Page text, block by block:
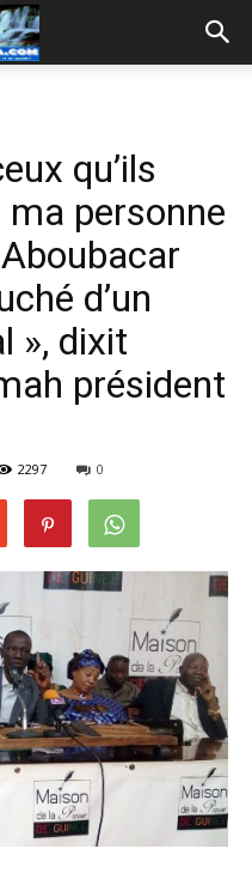
qu’ils
ma personne
d’un
», dixit
président
2297 0